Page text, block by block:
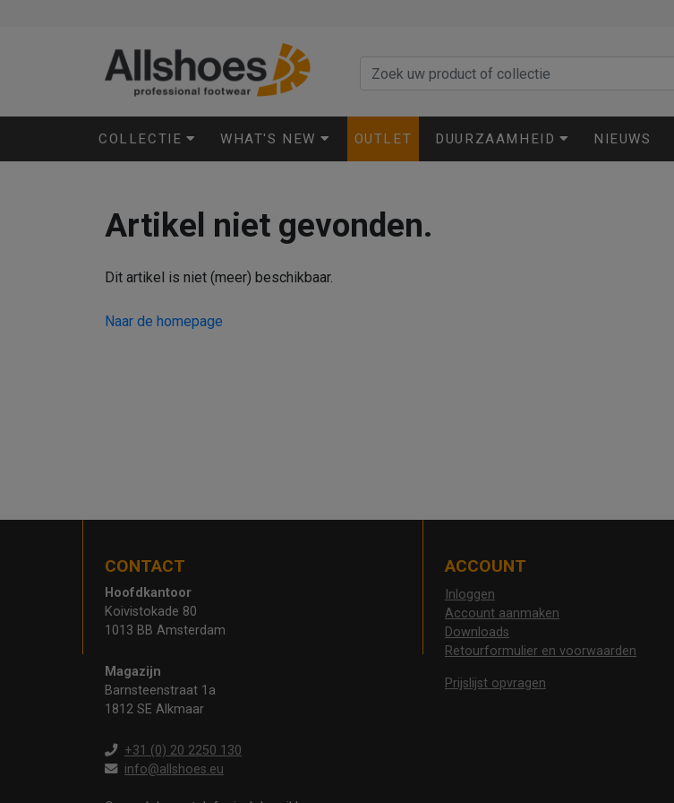
COLLECTIE WHAT'S NEW OUTLET DUURZAAMHEID NIEUWS
Artikel niet gevonden.
Dit artikel is niet (meer) beschikbaar.
Naar de homepage
CONTACT
Hoofdkantoor
Koivistokade 80
1013 BB Amsterdam
Magazijn
Barnsteenstraat 1a
1812 SE Alkmaar
+31 (0) 20 2250 130
info@allshoes.eu
ACCOUNT
Inloggen
Account aanmaken
Downloads
Retourformulier en voorwaarden
Prijslijst opvragen